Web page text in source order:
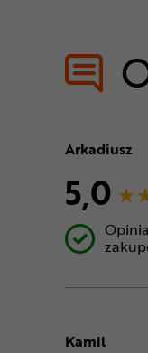
Arkadiusz
5,0
Kamil